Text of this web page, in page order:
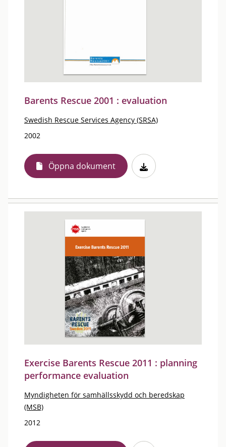
Barents Rescue 2001 : evaluation
Swedish Rescue Services Agency (SRSA)
2002
Öppna dokument
Exercise Barents Rescue 2011 : planning
performance evaluation
Myndigheten för samhällsskydd och beredskap
(MSB)
2012